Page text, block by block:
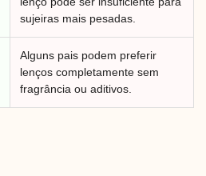
sujeiras mais pesadas.
Alguns pais podem preferir
lenços completamente sem
fragrância ou aditivos.